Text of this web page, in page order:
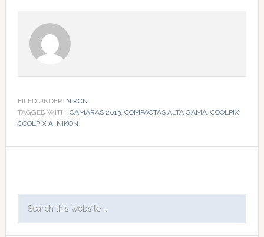
FILED UNDER: NIKON
TAGGED WITH: CÁMARAS 2013, COMPACTAS ALTA GAMA, COOLPIX,
COOLPIX A, NIKON